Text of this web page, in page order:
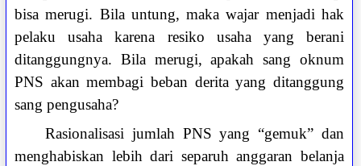
bisa merugi. Bila untung, maka wajar menjadi hak
pelaku usaha karena resiko usaha yang berani
ditanggungnya. Bila merugi, apakah sang oknum
PNS akan membagi beban derita yang ditanggung
sang pengusaha?
Rasionalisasi jumlah PNS yang “gemuk” dan
menghabiskan lebih dari separuh anggaran belanja